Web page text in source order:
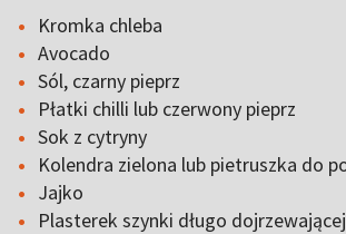
Kromka chleba
Avocado
Sól, czarny pieprz
Płatki chilli lub czerwony pieprz
Sok z cytryny
Kolendra zielona lub pietruszka do
Jajko
Plasterek szynki długo dojrzewającej